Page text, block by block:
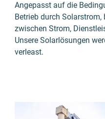
Angepasst auf die
Betrieb durch
zwischen Strom,
Unsere Solarlösungen
verleast.